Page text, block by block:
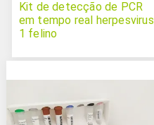
Kit de detecção de PCR
em tempo real herpesvirus
1 felino